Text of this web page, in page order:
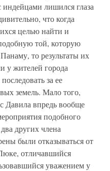
лишился глаза
что когда
целью найти и
той, которую
то результаты их
у жителей города
за ее
земель. Мало того,
Давила впредь вообще
подобного
других члена
были отказываться от
отличавшийся
уважением у